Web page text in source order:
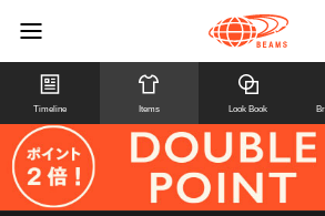
Timeline Items Look Book